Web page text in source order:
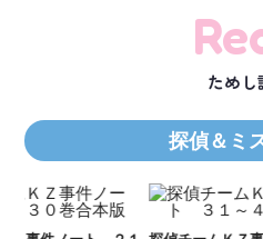
ためし
探偵＆ミ